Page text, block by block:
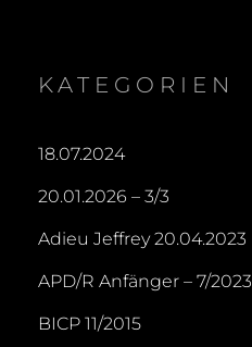
KATEGORIEN
18.07.2024
20.01.2026 – 3/3
Adieu Jeffrey 20.04.2023
APD/R Anfänger – 7/2023
BICP 11/2015